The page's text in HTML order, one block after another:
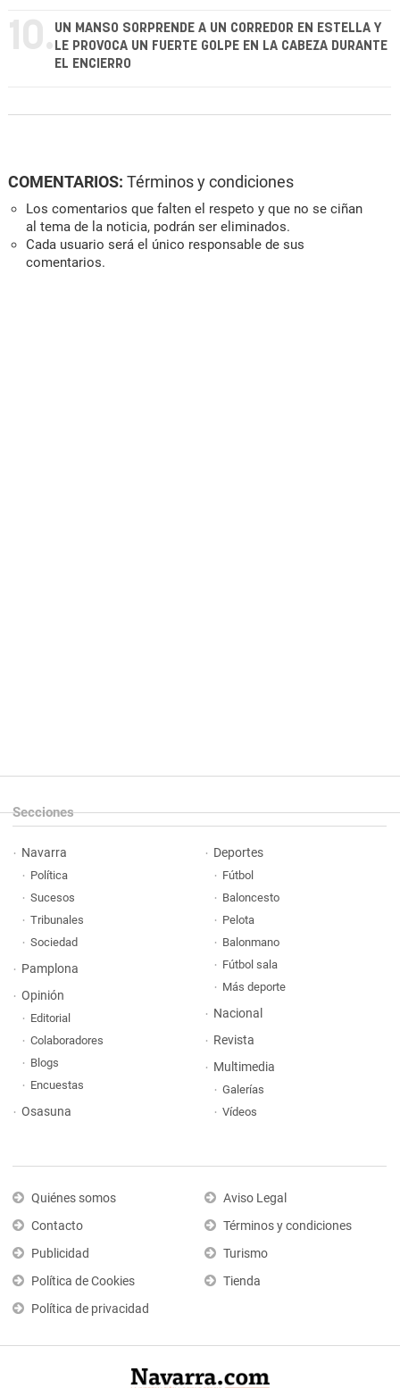
10. UN MANSO SORPRENDE A UN CORREDOR EN ESTELLA Y
LE PROVOCA UN FUERTE GOLPE EN LA CABEZA DURANTE
EL ENCIERRO
COMENTARIOS: Términos y condiciones
Los comentarios que falten el respeto y que no se ciñan
al tema de la noticia, podrán ser eliminados.
Cada usuario será el único responsable de sus
comentarios.
Secciones
Navarra
Política
Sucesos
Tribunales
Sociedad
Pamplona
Opinión
Editorial
Colaboradores
Blogs
Encuestas
Osasuna
Deportes
Fútbol
Baloncesto
Pelota
Balonmano
Fútbol sala
Más deporte
Nacional
Revista
Multimedia
Galerías
Vídeos
Quiénes somos
Contacto
Publicidad
Política de Cookies
Política de privacidad
Aviso Legal
Términos y condiciones
Turismo
Tienda